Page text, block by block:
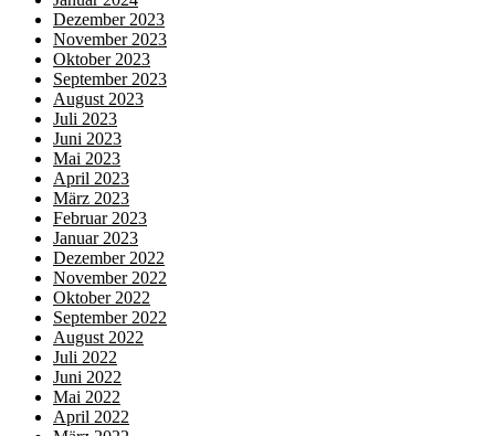
Dezember 2023
November 2023
Oktober 2023
September 2023
August 2023
Juli 2023
Juni 2023
Mai 2023
April 2023
März 2023
Februar 2023
Januar 2023
Dezember 2022
November 2022
Oktober 2022
September 2022
August 2022
Juli 2022
Juni 2022
Mai 2022
April 2022